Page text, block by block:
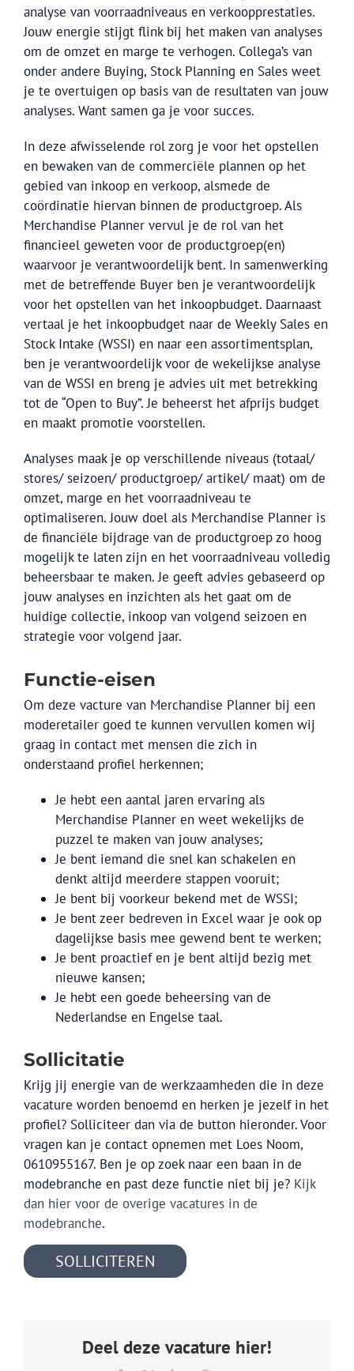
analyse van voorraadniveaus en verkoopprestaties.
Jouw energie stijgt flink bij het maken van analyses
om de omzet en marge te verhogen. Collega’s van
onder andere Buying, Stock Planning en Sales weet
je te overtuigen op basis van de resultaten van jouw
analyses. Want samen ga je voor succes.
In deze afwisselende rol zorg je voor het opstellen
en bewaken van de commerciële plannen op het
gebied van inkoop en verkoop, alsmede de
coördinatie hiervan binnen de productgroep. Als
Merchandise Planner vervul je de rol van het
financieel geweten voor de productgroep(en)
waarvoor je verantwoordelijk bent. In samenwerking
met de betreffende Buyer ben je verantwoordelijk
voor het opstellen van het inkoopbudget. Daarnaast
vertaal je het inkoopbudget naar de Weekly Sales en
Stock Intake (WSSI) en naar een assortimentsplan,
ben je verantwoordelijk voor de wekelijkse analyse
van de WSSI en breng je advies uit met betrekking
tot de “Open to Buy”. Je beheerst het afprijs budget
en maakt promotie voorstellen.
Analyses maak je op verschillende niveaus (totaal/
stores/ seizoen/ productgroep/ artikel/ maat) om de
omzet, marge en het voorraadniveau te
optimaliseren. Jouw doel als Merchandise Planner is
de financiële bijdrage van de productgroep zo hoog
mogelijk te laten zijn en het voorraadniveau volledig
beheersbaar te maken. Je geeft advies gebaseerd op
jouw analyses en inzichten als het gaat om de
huidige collectie, inkoop van volgend seizoen en
strategie voor volgend jaar.
Functie-eisen
Om deze vacture van Merchandise Planner bij een
moderetailer goed te kunnen vervullen komen wij
graag in contact met mensen die zich in
onderstaand profiel herkennen;
Je hebt een aantal jaren ervaring als
Merchandise Planner en weet wekelijks de
puzzel te maken van jouw analyses;
Je bent iemand die snel kan schakelen en
denkt altijd meerdere stappen vooruit;
Je bent bij voorkeur bekend met de WSSI;
Je bent zeer bedreven in Excel waar je ook op
dagelijkse basis mee gewend bent te werken;
Je bent proactief en je bent altijd bezig met
nieuwe kansen;
Je hebt een goede beheersing van de
Nederlandse en Engelse taal.
Sollicitatie
Krijg jij energie van de werkzaamheden die in deze
vacature worden benoemd en herken je jezelf in het
profiel? Solliciteer dan via de button hieronder. Voor
vragen kan je contact opnemen met Loes Noom,
0610955167. Ben je op zoek naar een baan in de
modebranche en past deze functie niet bij je? Kijk
dan hier voor de overige vacatures in de
modebranche.
SOLLICITEREN
Deel deze vacature hier!